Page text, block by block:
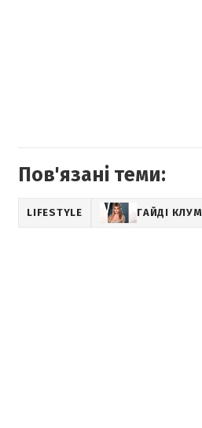
Пов'язані теми:
LIFESTYLE ГАЙДІ КЛУМ